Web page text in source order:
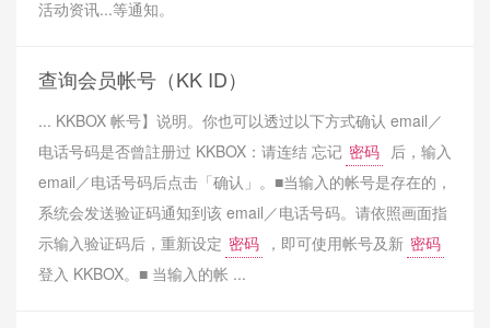
活动资讯...等通知。
查询会员帐号（KK ID）
... KKBOX 帐号】说明。你也可以透过以下方式确认 email／
电话号码是否曾註册过 KKBOX：请连结 忘记 密码 后，输入
email／电话号码后点击「确认」。■当输入的帐号是存在的，
系统会发送验证码通知到该 email／电话号码。请依照画面指
示输入验证码后，重新设定 密码 ，即可使用帐号及新 密码
登入 KKBOX。■ 当输入的帐 ...